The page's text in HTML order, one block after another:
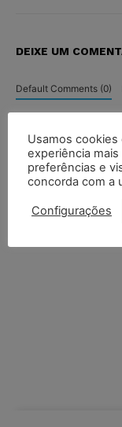
DEIXE UM
Default Comments (0)
Usamos
experiência
preferências e
concorda com a
Configurações